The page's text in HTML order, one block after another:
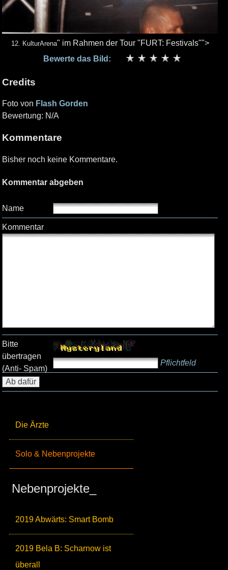
Die Ärzte
Solo & Nebenprojekte
Nebenprojekte_
2019 Abwärts: Smart Bomb
2019 Bela B: Scharnow ist
überall
12. KulturArena" im Rahmen der Tour "FURT: Festivals"">
Bewerte das Bild:
Credits
Foto von Flash Gorden
Bewertung: N/A
Kommentare
Bisher noch keine Kommentare.
Kommentar abgeben
Name
Kommentar
Bitte
übertragen
(Anti- Spam)
Pflichtfeld